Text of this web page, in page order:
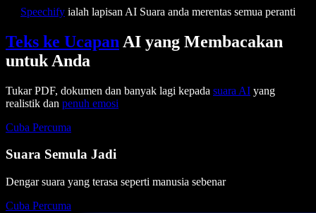
Speechify ialah lapisan AI Suara anda merentas semua peranti
Teks ke Ucapan AI yang Membacakan
untuk Anda
Tukar PDF, dokumen dan banyak lagi kepada suara AI yang
realistik dan penuh emosi
Cuba Percuma
Suara Semula Jadi
Dengar suara yang terasa seperti manusia sebenar
Cuba Percuma